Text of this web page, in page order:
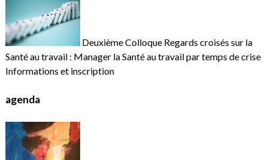
Deuxième Colloque Regards croisés sur la
Santé au travail : Manager la Santé au travail par temps de crise
Informations et inscription
agenda